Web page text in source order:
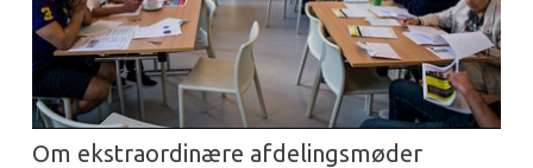
Om ekstraordinære afdelingsmøder